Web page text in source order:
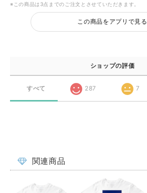
※この商品は3点までのご注文とさせていただきます。
この商品をアプリで見る
ショップの評価
すべて 287 7
関連商品